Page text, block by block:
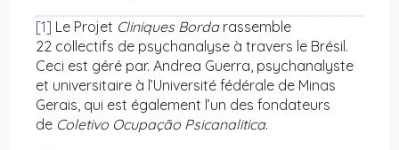
[1] Le Projet Cliniques Bordarassemble
22 collectifs de psychanalyse à travers le Brésil.
Ceci est géré par. Andrea Guerra, psychanalyste
et universitaire à l’Université fédérale de Minas
Gerais, qui est également l’un des fondateurs
de Coletivo Ocupação Psicanalitica.